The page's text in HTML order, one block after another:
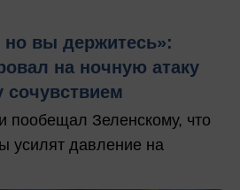
вы держитесь»:
на ночную атаку
сочувствием
пообещал Зеленскому, что
усилят давление на